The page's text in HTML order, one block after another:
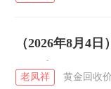
（2026年8月4
钱一克
老凤祥 黄金回收